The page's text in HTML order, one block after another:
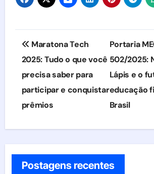
Navegação
de
Post
Maratona Tech
2025: Tudo o que você
precisa saber para
participar e conquistar
prêmios
Portaria
502/2025:
Lápis e o
educação
Brasil
Postagens recentes